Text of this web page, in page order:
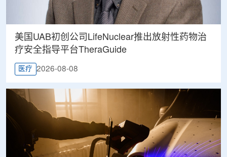
美国UAB初创公司LifeNuclear推出放射性药物治
疗安全指导平台TheraGuide
医疗 2026-08-08